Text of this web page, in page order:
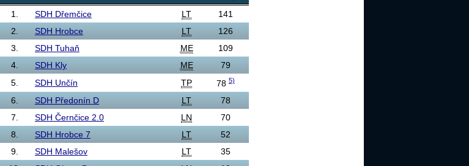
1. SDH Dřemčice LT
141
2.
SDH Hrobce LT
126
3.
SDH Tuhaň ME
109
4.
SDH Kly ME
79
5.
SDH Unčín TP 78 5)
6. SDH Předonín D LT
78
7.
SDH Černčice 2.0 LN
70
8.
SDH Hrobce 7 LT
52
9.
SDH Malešov LT
35